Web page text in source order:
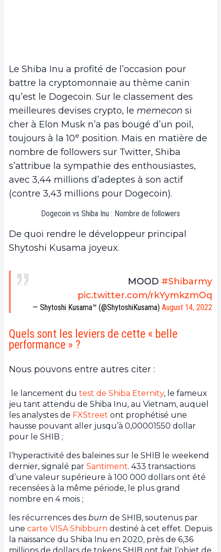
Le Shiba Inu a profité de l’occasion pour
battre la cryptomonnaie au thème canin
qu’est le Dogecoin. Sur le classement des
meilleures devises crypto, le memecon si
cher à Elon Musk n’a pas bougé d’un poil,
toujours à la 10e position. Mais en matière de
nombre de followers sur Twitter, Shiba
s’attribue la sympathie des enthousiastes,
avec 3,44 millions d’adeptes à son actif
(contre 3,43 millions pour Dogecoin).
Dogecoin vs Shiba Inu : Nombre de followers
De quoi rendre le développeur principal
Shytoshi Kusama joyeux.
MOOD #Shibarmy
pic.twitter.com/rkYymkzmOq
— Shytoshi Kusama™ (@ShytoshiKusama) August 14, 2022
Quels sont les leviers de cette « belle
performance » ?
Nous pouvons entre autres citer :
le lancement du test de Shiba Eternity, le fameux
jeu tant attendu de Shiba Inu, au Vietnam, auquel
les analystes de FXStreet ont prophétisé une
hausse pouvant aller jusqu’à 0,00001550 dollar
pour le SHIB ;
l’hyperactivité des baleines sur le SHIB le weekend
dernier, signalé par Santiment. 433 transactions
d’une valeur supérieure à 100 000 dollars ont été
recensées à la même période, le plus grand
nombre en 4 mois ;
les récurrences des burn de SHIB, soutenus par
une carte VISA Shibburn destiné à cet effet. Depuis
la naissance du Shiba Inu en 2020, près de 6,36